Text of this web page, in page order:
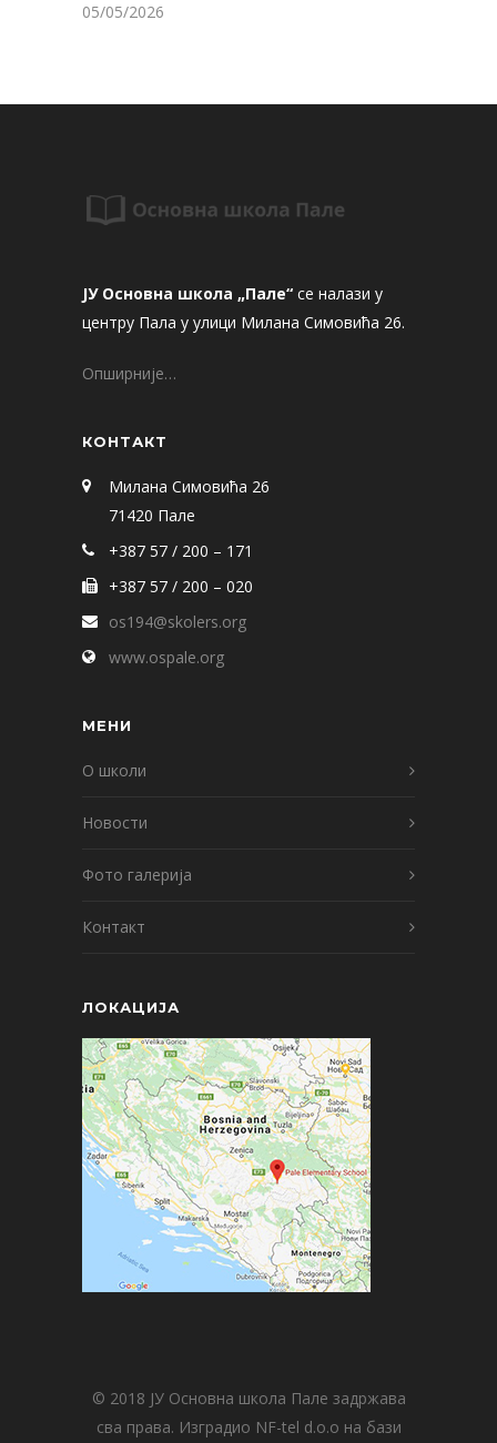
05/05/2026
ЈУ Основна школа „Пале“ се налази у
центру Пала у улици Милана Симовића 26.
Опширније…
КОНТАКТ
Милана Симовића 26
71420 Пале
+387 57 / 200 – 171
+387 57 / 200 – 020
os194@skolers.org
www.ospale.org
МЕНИ
О школи
Новости
Фото галерија
Контакт
ЛОКАЦИЈА
© 2018 ЈУ Основна школа Пале задржава
сва права. Изградио NF-tel d.o.o на бази